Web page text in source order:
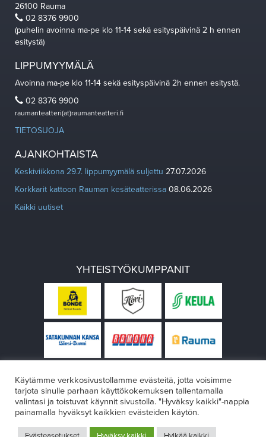
26100 Rauma
02 8376 9900
(puhelin avoinna ma-pe klo 11-14 sekä esityspäivinä 2 h ennen
esitystä)
LIPPUMYYMÄLÄ
Avoinna ma-pe klo 11-14 sekä esityspäivinä 2h ennen esitystä.
02 8376 9900
raumanteatteri(at)raumanteatteri.fi
TIETOSUOJA
AJANKOHTAISTA
Keskiviikkona 29.7. lippumyymälä suljettu 27.07.2026
Korkkarit kattoon Rauman kesäteatterissa 08.06.2026
Kaikki uutiset
YHTEISTYÖKUMPPANIT
Käytämme verkkosivustollamme evästeitä, jotta voisimme
tarjota sinulle parhaan käyttökokemuksen tallentamalla
valintasi ja toistuvat käynnit sivustolla. "Hyväksy kaikki"-nappia
painamalla hyväksyt kaikkien evästeiden käytön.